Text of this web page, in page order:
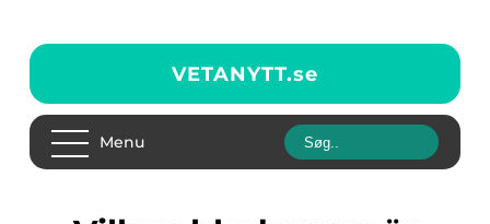
VETANYTT.se
Menu